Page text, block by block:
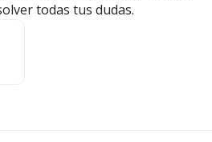
todas tus dudas.